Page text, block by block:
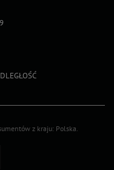
z kraju: Polska.